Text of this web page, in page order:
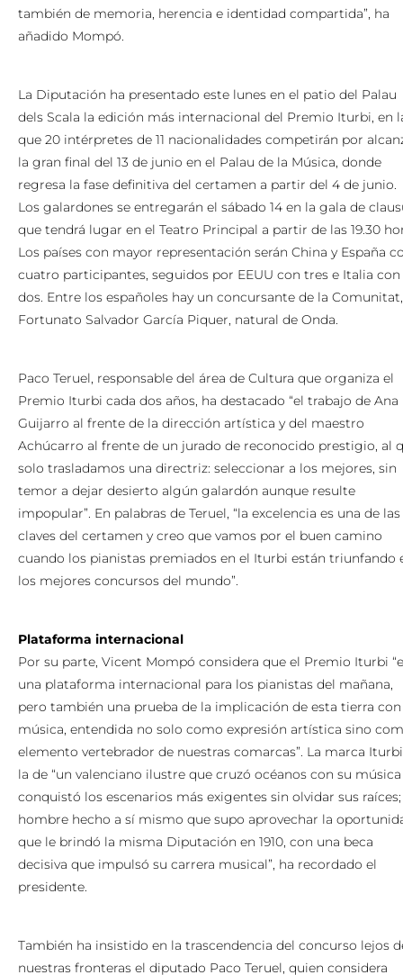
también de memoria, herencia e identidad compartida”, ha
añadido Mompó.
La Diputación ha presentado este lunes en el patio del Palau
dels Scala la edición más internacional del Premio Iturbi, en
que 20 intérpretes de 11 nacionalidades competirán por
la gran final del 13 de junio en el Palau de la Música, donde
regresa la fase definitiva del certamen a partir del 4 de junio.
Los galardones se entregarán el sábado 14 en la gala de
que tendrá lugar en el Teatro Principal a partir de las 19.30
Los países con mayor representación serán China y España
cuatro participantes, seguidos por EEUU con tres e Italia con
dos. Entre los españoles hay un concursante de la Comunitat,
Fortunato Salvador García Piquer, natural de Onda.
Paco Teruel, responsable del área de Cultura que organiza el
Premio Iturbi cada dos años, ha destacado “el trabajo de Ana
Guijarro al frente de la dirección artística y del maestro
Achúcarro al frente de un jurado de reconocido prestigio, al
solo trasladamos una directriz: seleccionar a los mejores, sin
temor a dejar desierto algún galardón aunque resulte
impopular”. En palabras de Teruel, “la excelencia es una de las
claves del certamen y creo que vamos por el buen camino
cuando los pianistas premiados en el Iturbi están triunfando
los mejores concursos del mundo”.
Plataforma internacional
Por su parte, Vicent Mompó considera que el Premio Iturbi
una plataforma internacional para los pianistas del mañana,
pero también una prueba de la implicación de esta tierra
música, entendida no solo como expresión artística sino
elemento vertebrador de nuestras comarcas”. La marca
la de “un valenciano ilustre que cruzó océanos con su música
conquistó los escenarios más exigentes sin olvidar sus
hombre hecho a sí mismo que supo aprovechar la
que le brindó la misma Diputación en 1910, con una beca
decisiva que impulsó su carrera musical”, ha recordado el
presidente.
También ha insistido en la trascendencia del concurso lejos
nuestras fronteras el diputado Paco Teruel, quien considera